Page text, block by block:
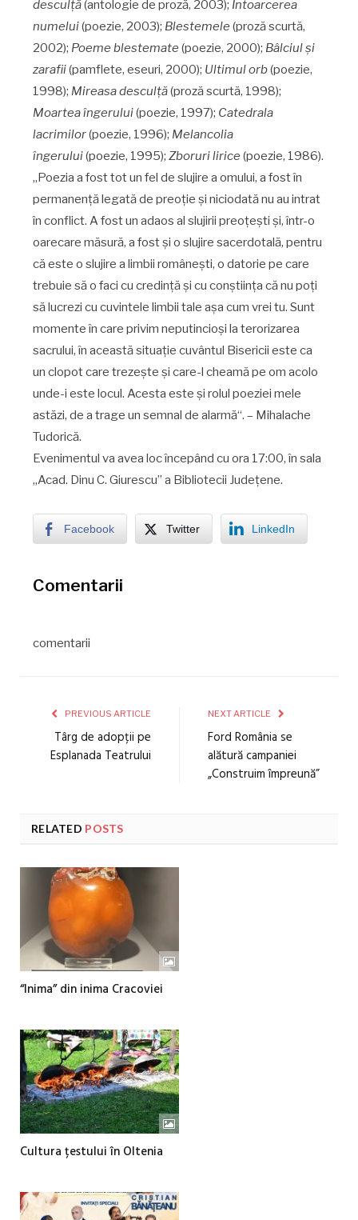
desculţă(antologie de proză, 2003); Întoarcerea
numelui(poezie, 2003); Blestemele (proză scurtă,
2002); Poeme blestemate (poezie, 2000); Bâlciul şi
zarafii(pamflete, eseuri, 2000); Ultimul orb(poezie,
1998); Mireasa desculţă(proză scurtă, 1998);
Moartea îngerului(poezie, 1997); Catedrala
lacrimilor(poezie, 1996); Melancolia
îngerului(poezie, 1995); Zboruri lirice (poezie, 1986).
„Poezia a fost tot un fel de slujire a omului, a fost în
permanenţă legată de preoţie şi niciodată nu au intrat
în conflict. A fost un adaos al slujirii preoţeşti şi, într-o
oarecare măsură, a fost şi o slujire sacerdotală, pentru
că este o slujire a limbii româneşti, o datorie pe care
trebuie să o faci cu credinţă şi cu conştiinţa că nu poţi
să lucrezi cu cuvintele limbii tale aşa cum vrei tu. Sunt
momente în care privim neputincioşi la terorizarea
sacrului, în această situaţie cuvântul Bisericii este ca
un clopot care trezeşte şi care-l cheamă pe om acolo
unde-i este locul. Acesta este şi rolul poeziei mele
astăzi, de a trage un semnal de alarmă“. – Mihalache
Tudorică.
Evenimentul va avea loc începând cu ora 17:00, în sala
„Acad. Dinu C. Giurescu” a Bibliotecii Județene.
Facebook Twitter LinkedIn
Comentarii
comentarii
PREVIOUS ARTICLE
Târg de adopții pe
Esplanada Teatrului
NEXT ARTICLE
Ford România se
alătură campaniei
„Construim împreună”
RELATED POSTS
“Inima” din inima Cracoviei
Cultura țestului în Oltenia